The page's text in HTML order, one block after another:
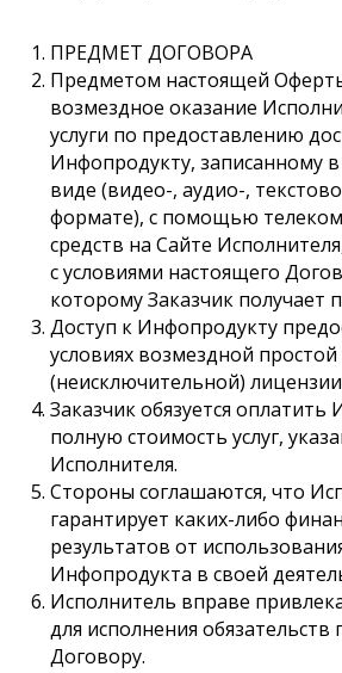
ПРЕДМЕТ ДОГОВОРА
Предметом настоящей
возмездное оказание
услуги по предоставлению
Инфопродукту, записанному
виде (видео-, аудио-,
формате), с помощью
средств на Сайте
с условиями настоящего
которому Заказчик получает
Доступ к Инфопродукту
условиях возмездной простой
(неисключительной)
Заказчик обязуется
полную стоимость услуг,
Исполнителя.
Стороны соглашаются, что
гарантирует каких-либо
результатов от
Инфопродукта в своей
Исполнитель вправе
для исполнения
Договору.